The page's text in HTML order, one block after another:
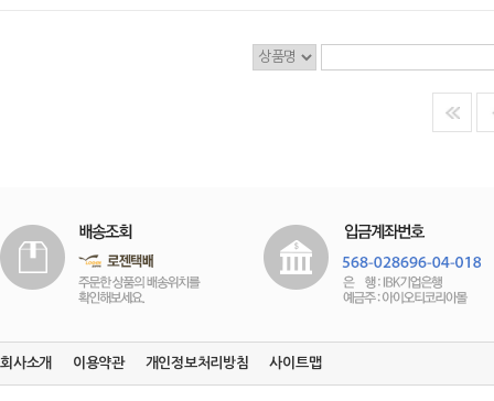
회사소개 이용약관 개인정보처리방침 사이트맵